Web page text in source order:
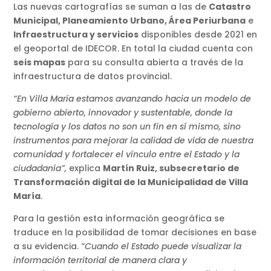
Las nuevas cartografías se suman a las de Catastro
Municipal, Planeamiento Urbano, Área Periurbana e
Infraestructura y servicios disponibles desde 2021 en
el geoportal de IDECOR. En total la ciudad cuenta con
seis mapas para su consulta abierta a través de la
infraestructura de datos provincial.
“En Villa María estamos avanzando hacia un modelo de
gobierno abierto, innovador y sustentable, donde la
tecnología y los datos no son un fin en sí mismo, sino
instrumentos para mejorar la calidad de vida de nuestra
comunidad y fortalecer el vínculo entre el Estado y la
ciudadanía”, explica Martín Ruiz, subsecretario de
Transformación digital de la Municipalidad de Villa
María.
Para la gestión esta información geográfica se
traduce en la posibilidad de tomar decisiones en base
a su evidencia. “Cuando el Estado puede visualizar la
información territorial de manera clara y